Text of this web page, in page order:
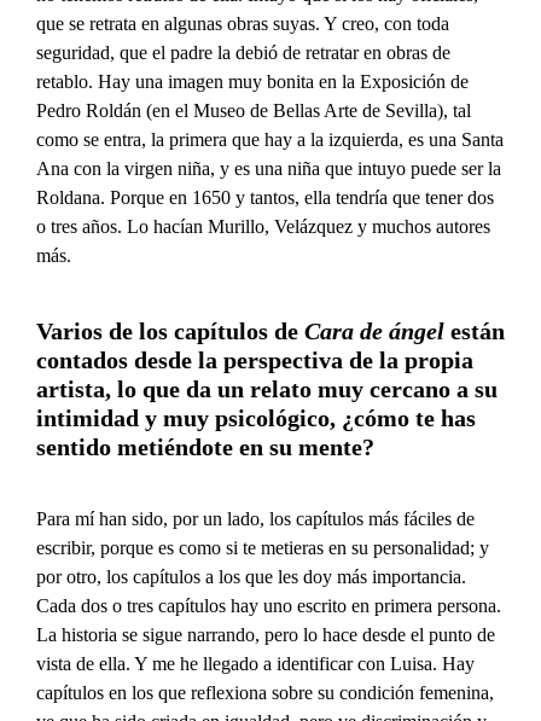
que se retrata en algunas obras suyas. Y creo, con toda
seguridad, que el padre la debió de retratar en obras de
retablo. Hay una imagen muy bonita en la Exposición de
Pedro Roldán (en el Museo de Bellas Arte de Sevilla), tal
como se entra, la primera que hay a la izquierda, es una Santa
Ana con la virgen niña, y es una niña que intuyo puede ser la
Roldana. Porque en 1650 y tantos, ella tendría que tener dos
o tres años. Lo hacían Murillo, Velázquez y muchos autores
más.
Varios de los capítulos de Cara de ángel están
contados desde la perspectiva de la propia
artista, lo que da un relato muy cercano a su
intimidad y muy psicológico, ¿cómo te has
sentido metiéndote en su mente?
Para mí han sido, por un lado, los capítulos más fáciles de
escribir, porque es como si te metieras en su personalidad; y
por otro, los capítulos a los que les doy más importancia.
Cada dos o tres capítulos hay uno escrito en primera persona.
La historia se sigue narrando, pero lo hace desde el punto de
vista de ella. Y me he llegado a identificar con Luisa. Hay
capítulos en los que reflexiona sobre su condición femenina,